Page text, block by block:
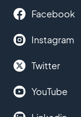
Facebook
Instagram
Twitter
YouTube